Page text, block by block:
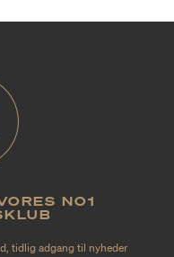
NO1
tidlig adgang til nyheder